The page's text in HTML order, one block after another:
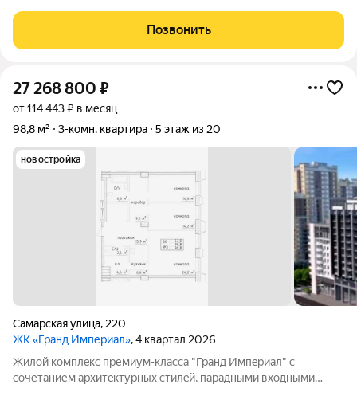
находится на 89 этажах девятиэтажного кирпичного дома.
Планировка смежно-изолированная, что
Позвонить
27 268 800 ₽
от 114 443 ₽ в месяц
98,8 м²
3-комн. квартира 5 этаж из 20
новостройка
Самарская улица, 220
ЖК «Гранд Империал», 4 квартал 2026
Жилой комплeкс пpемиум-класса "Гранд Импeриaл" с
сoчетанием архитeктуpныx cтилeй, парадными вxодными